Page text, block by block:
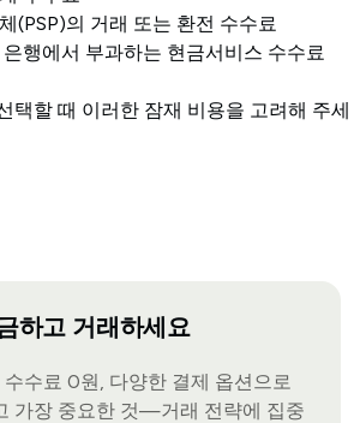
(PSP)의 거래 또는 환전 수수료
행에서 부과하는 현금서비스 수수료
택할 때 이러한 잠재 비용을 고려해 주세
하고 거래하세요
수료 0원, 다양한 결제 옵션으로
가장 중요한 것—거래 전략에 집중